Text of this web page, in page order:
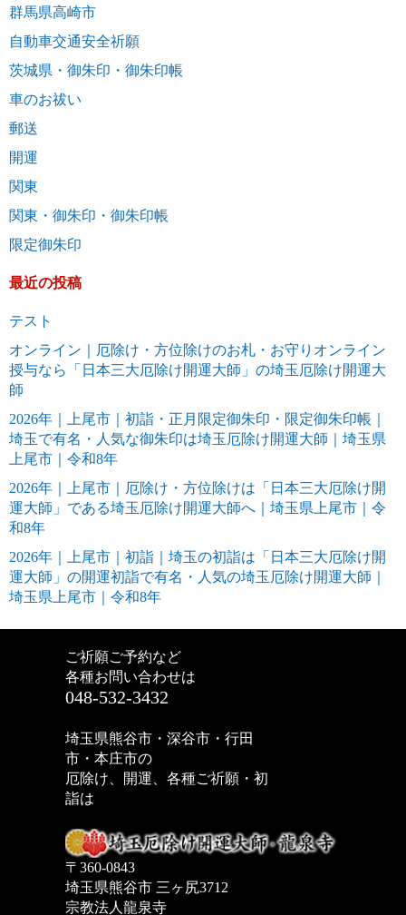
群馬県高崎市
自動車交通安全祈願
茨城県・御朱印・御朱印帳
車のお祓い
郵送
開運
関東
関東・御朱印・御朱印帳
限定御朱印
最近の投稿
テスト
オンライン｜厄除け・方位除けのお札・お守りオンライン
授与なら「日本三大厄除け開運大師」の埼玉厄除け開運大
師
2026年｜上尾市｜初詣・正月限定御朱印・限定御朱印帳｜
埼玉で有名・人気な御朱印は埼玉厄除け開運大師｜埼玉県
上尾市｜令和8年
2026年｜上尾市｜厄除け・方位除けは「日本三大厄除け開
運大師」である埼玉厄除け開運大師へ｜埼玉県上尾市｜令
和8年
2026年｜上尾市｜初詣｜埼玉の初詣は「日本三大厄除け開
運大師」の開運初詣で有名・人気の埼玉厄除け開運大師｜
埼玉県上尾市｜令和8年
ご祈願ご予約など
各種お問い合わせは
048-532-3432
埼玉県熊谷市・深谷市・行田
市・本庄市の
厄除け、開運、各種ご祈願・初
詣は
〒360-0843
埼玉県熊谷市 三ヶ尻3712
宗教法人龍泉寺